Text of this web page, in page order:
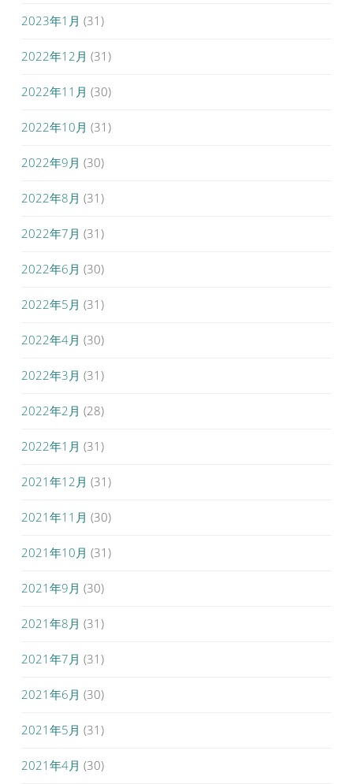
2023年1月 (31)
2022年12月 (31)
2022年11月 (30)
2022年10月 (31)
2022年9月 (30)
2022年8月 (31)
2022年7月 (31)
2022年6月 (30)
2022年5月 (31)
2022年4月 (30)
2022年3月 (31)
2022年2月 (28)
2022年1月 (31)
2021年12月 (31)
2021年11月 (30)
2021年10月 (31)
2021年9月 (30)
2021年8月 (31)
2021年7月 (31)
2021年6月 (30)
2021年5月 (31)
2021年4月 (30)